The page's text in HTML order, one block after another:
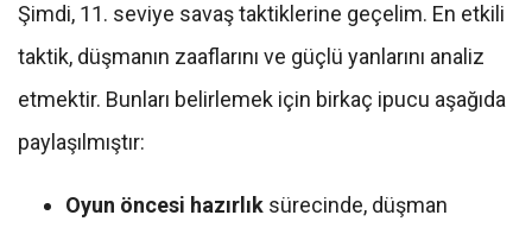
Şimdi, 11. seviye savaş taktiklerine geçelim. En etkili
taktik, düşmanın zaaflarını ve güçlü yanlarını analiz
etmektir. Bunları belirlemek için birkaç ipucu aşağıda
paylaşılmıştır:
Oyun öncesi hazırlık sürecinde, düşman